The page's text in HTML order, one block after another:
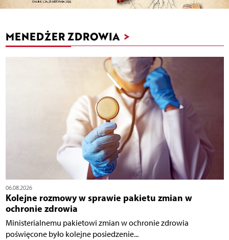
MENEDŻER ZDROWIA >
06.08.2026
Kolejne rozmowy w sprawie pakietu zmian w
ochronie zdrowia
Ministerialnemu pakietowi zmian w ochronie zdrowia
poświęcone było kolejne posiedzenie...